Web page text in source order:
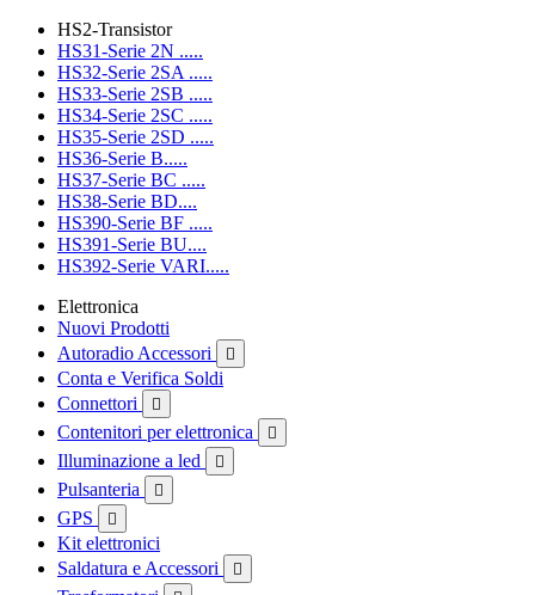
HS2-Transistor
HS31-Serie 2N .....
HS32-Serie 2SA .....
HS33-Serie 2SB .....
HS34-Serie 2SC .....
HS35-Serie 2SD .....
HS36-Serie B.....
HS37-Serie BC .....
HS38-Serie BD....
HS390-Serie BF .....
HS391-Serie BU....
HS392-Serie VARI.....
Elettronica
Nuovi Prodotti
Autoradio Accessori

Conta e Verifica Soldi
Connettori

Contenitori per elettronica 
Illuminazione a led 
Pulsanteria 
GPS 
Kit elettronici
Saldatura e Accessori
